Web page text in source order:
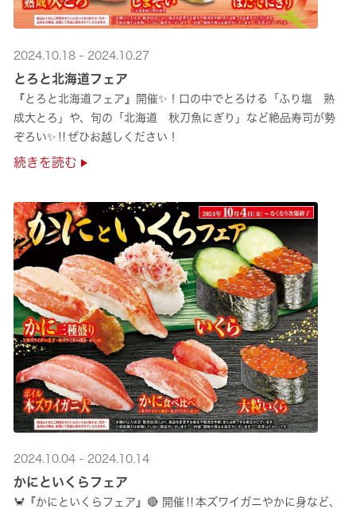
2024.10.18 - 2024.10.27
とろと北海道フェア
『とろと北海道フェア』開催✨！口の中でとろける「ふり塩 熟
成大とろ」や、旬の「北海道 秋刀魚にぎり」など絶品寿司が勢
ぞろい✨‼ぜひお越しください！
続きを読む
2024.10.04 - 2024.10.14
かにといくらフェア
🦀『かにといくらフェア』🔴 開催‼本ズワイガニやかに身など、